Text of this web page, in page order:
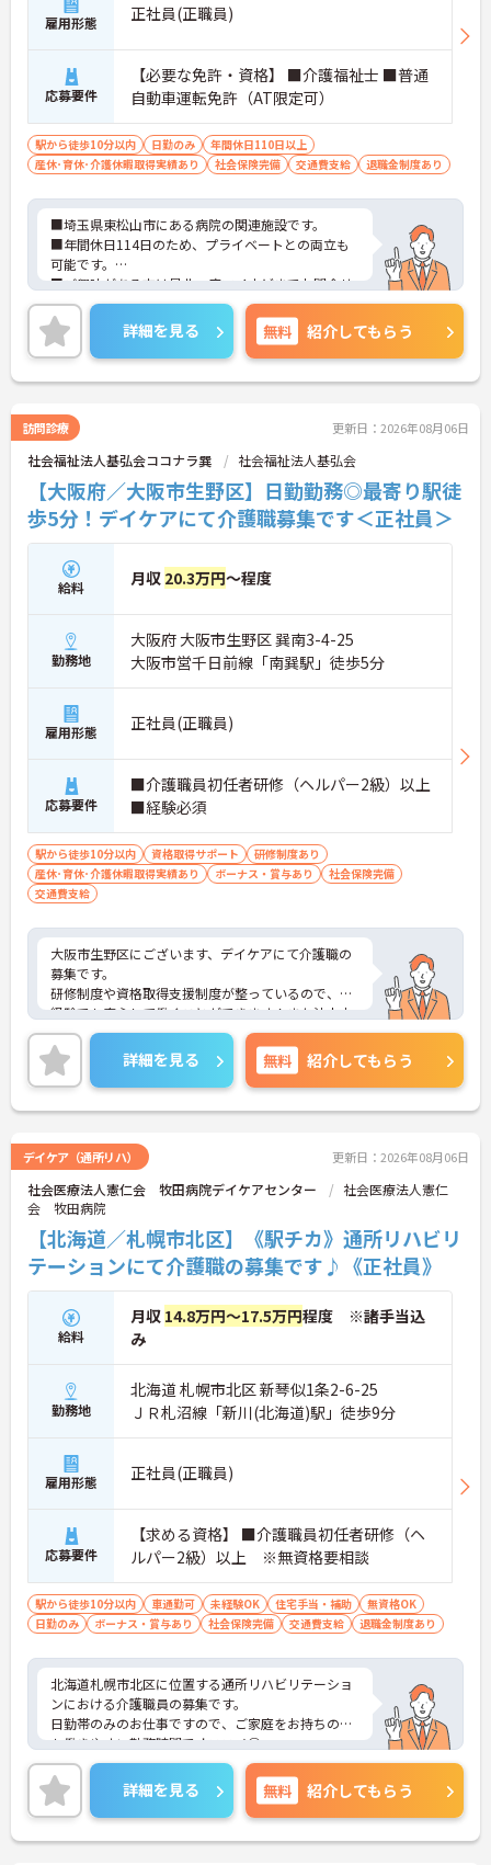
雇用形態 正社員(正職員)
応募要件
【必要な免許・資格】 ■介護福祉士 ■普通
自動車運転免許（AT限定可）
駅から徒歩10分以内 日勤のみ
年間休日110日以上
産休･育休･介護休暇取得実績あり
社会保険完備 交通費支給 退職金制度あり
■埼玉県東松山市にある病院の関連施設です。
■年間休日114日のため、プライベートとの両立も
可能です。
■ご興味がある方は是非一度マイナビまでお問合せ
下さい。更に詳細などお伝えします。
詳細を見る 無料 紹介してもらう
訪問診療 更新日：2026年08月06日
社会福祉法人基弘会ココナラ巽 社会福祉法人基弘会
【大阪府／大阪市生野区】日勤勤務◎最寄り駅徒
歩5分！デイケアにて介護職募集です＜正社員＞
給料 月収 20.3万円～程度
勤務地
大阪府 大阪市生野区 巽南3-4-25
大阪市営千日前線「南巽駅」徒歩5分
雇用形態 正社員(正職員)
応募要件
■介護職員初任者研修（ヘルパー2級）以上
■経験必須
駅から徒歩10分以内 資格取得サポート
研修制度あり
産休･育休･介護休暇取得実績あり
ボーナス・賞与あり
社会保険完備
交通費支給
大阪市生野区にございます、デイケアにて介護職の
募集です。
研修制度や資格取得支援制度が整っているので、未
経験でも安心して働くことができます！また法人内
保育園利用可能なので、小さなお子様がいらっしゃ
る方も働きやすい環境が整っております♪
ご興味ある方には、面接対策ポイントなど、さらに
詳細をお話しいたしますのでお気軽にご相談くださ
い。
詳細を見る 無料 紹介してもらう
デイケア（通所リハ） 更新日：2026年08月06日
社会医療法人憲仁会 牧田病院デイケアセンター
社会医療法人憲仁
会 牧田病院
【北海道／札幌市北区】《駅チカ》通所リハビリ
テーションにて介護職の募集です♪《正社員》
給料
月収 14.8万円～17.5万円程度 ※諸手当込
み
勤務地
北海道 札幌市北区 新琴似1条2-6-25
ＪＲ札沼線「新川(北海道)駅」徒歩9分
雇用形態 正社員(正職員)
応募要件
【求める資格】 ■介護職員初任者研修（ヘ
ルパー2級）以上 ※無資格要相談
駅から徒歩10分以内 車通勤可 未経験OK 住宅手当・補助
無資格OK
日勤のみ
ボーナス・賞与あり 社会保険完備 交通費支給 退職金制度あり
北海道札幌市北区に位置する通所リハビリテーショ
ンにおける介護職員の募集です。
日勤帯のみのお仕事ですので、ご家庭をお持ちの方
も働きやすい勤務時間でオススメ◎
退職金制度やマイカー通勤可等、各種福利厚生も充
実しておりますので長く安定した勤務が可能です。
ご興味ある方には、面接のポイントなど、さらに詳
細をお話致しますのでお気軽にご相談ください。
詳細を見る 無料 紹介してもらう